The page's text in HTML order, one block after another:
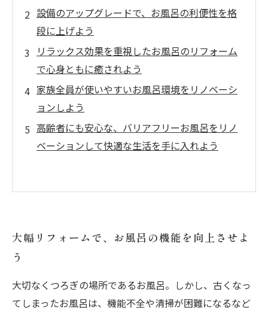
設備のアップグレードで、お風呂の利便性を格
段に上げよう
リラックス効果を重視したお風呂のリフォーム
で心身ともに癒されよう
家族全員が使いやすいお風呂環境をリノベーシ
ョンしよう
高齢者にも安心な、バリアフリーお風呂をリノ
ベーションして快適な生活を手に入れよう
大幅リフォームで、お風呂の機能を向上させよ
う
大切なくつろぎの場所であるお風呂。しかし、古くなっ
てしまったお風呂は、機能不全や清掃が困難になるなど